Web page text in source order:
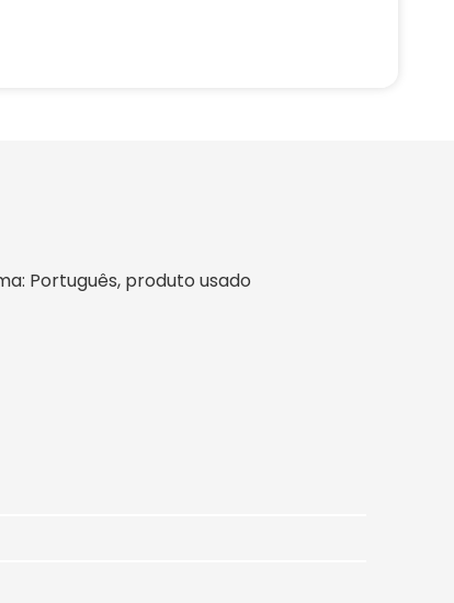
Português, produto usado